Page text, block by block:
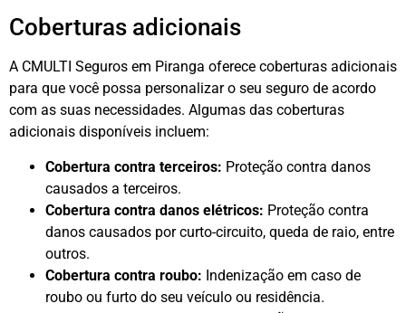
Coberturas adicionais
A CMULTI Seguros em Piranga oferece coberturas adicionais
para que você possa personalizar o seu seguro de acordo
com as suas necessidades. Algumas das coberturas
adicionais disponíveis incluem:
Cobertura contra terceiros: Proteção contra danos
causados a terceiros.
Cobertura contra danos elétricos: Proteção contra
danos causados por curto-circuito, queda de raio, entre
outros.
Cobertura contra roubo: Indenização em caso de
roubo ou furto do seu veículo ou residência.